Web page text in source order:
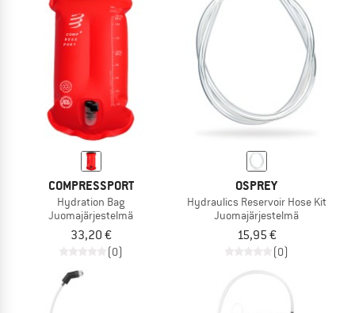
COMPRESSPORT
Hydration Bag
Juomajärjestelmä
33,20 €
(0)
OSPREY
Hydraulics Reservoir Hose Kit
Juomajärjestelmä
15,95 €
(0)